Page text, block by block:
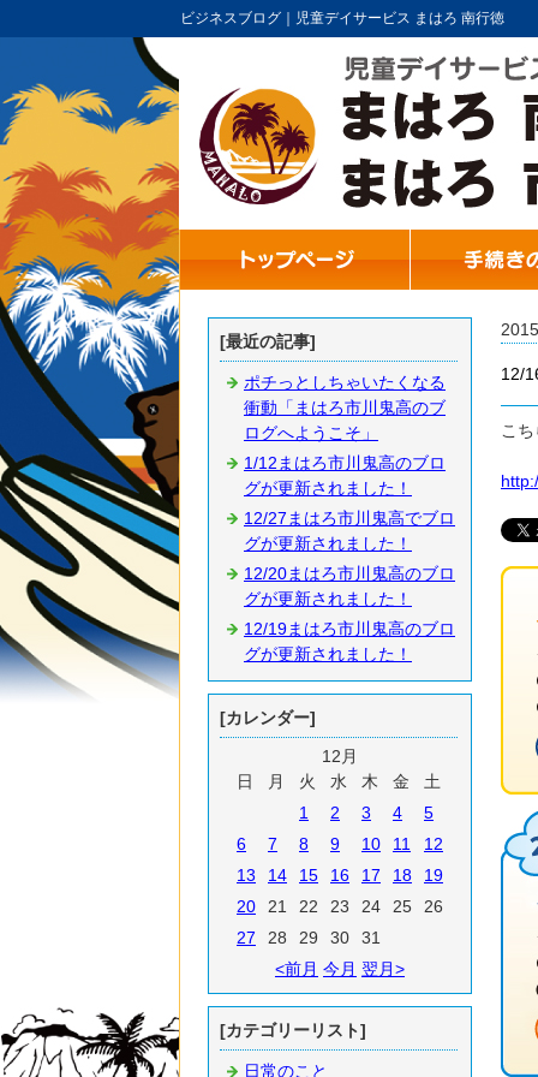
ビジネスブログ｜児童デイサービス まはろ 南行徳
[最近の記事]
ポチっとしちゃいたくなる
衝動「まはろ市川鬼高のブ
ログへようこそ」
1/12まはろ市川鬼高のブロ
グが更新されました！
12/27まはろ市川鬼高でブロ
グが更新されました！
12/20まはろ市川鬼高のブロ
グが更新されました！
12/19まはろ市川鬼高のブロ
グが更新されました！
[カレンダー]
12月
日
月 火 水 木 金
土
1
2 3 4
5
6
7 8 9 10 11
12
13
14 15 16 17 18
19
20
21 22 23 24 25
26
27
28 29 30
31
<前月 今月 翌月>
[カテゴリーリスト]
日常のこと
12/
こ